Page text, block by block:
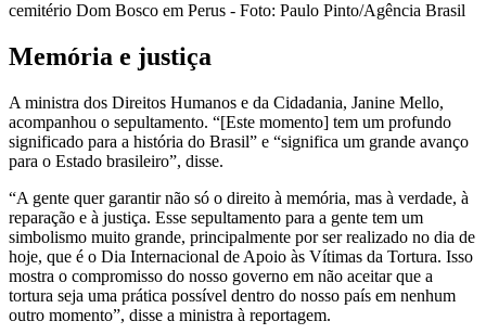
cemitério Dom Bosco em Perus - Foto: Paulo Pinto/Agência Brasil
Memória e justiça
A ministra dos Direitos Humanos e da Cidadania, Janine Mello,
acompanhou o sepultamento. “[Este momento] tem um profundo
significado para a história do Brasil” e “significa um grande avanço
para o Estado brasileiro”, disse.
“A gente quer garantir não só o direito à memória, mas à verdade, à
reparação e à justiça. Esse sepultamento para a gente tem um
simbolismo muito grande, principalmente por ser realizado no dia de
hoje, que é o Dia Internacional de Apoio às Vítimas da Tortura. Isso
mostra o compromisso do nosso governo em não aceitar que a
tortura seja uma prática possível dentro do nosso país em nenhum
outro momento”, disse a ministra à reportagem.